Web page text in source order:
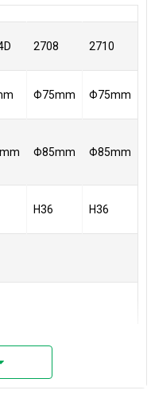
2708 2710
Φ75mm Φ75mm
Φ85mm Φ85mm
H36 H36
âm trần